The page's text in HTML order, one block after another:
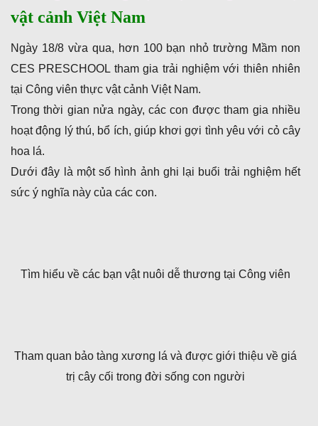
vật cảnh Việt Nam
Ngày 18/8 vừa qua, hơn 100 bạn nhỏ trường Mầm non
CES PRESCHOOL tham gia trải nghiệm với thiên nhiên
tại Công viên thực vật cảnh Việt Nam.
Trong thời gian nửa ngày, các con được tham gia nhiều
hoạt động lý thú, bổ ích, giúp khơi gợi tình yêu với cỏ cây
hoa lá.
Dưới đây là một số hình ảnh ghi lại buổi trải nghiệm hết
sức ý nghĩa này của các con.
Tìm hiểu về các bạn vật nuôi dễ thương tại Công viên
Tham quan bảo tàng xương lá và được giới thiệu về giá
trị cây cối trong đời sống con người